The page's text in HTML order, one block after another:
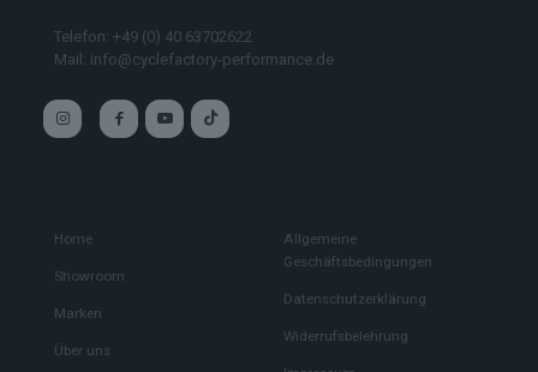
Telefon: +49 (0) 40 63702622
Mail: info@cyclefactory-performance.de
Home
Showroom
Marken
Über uns
Allgemeine
Geschäftsbedingungen
Datenschutzerklärung
Widerrufsbelehrung